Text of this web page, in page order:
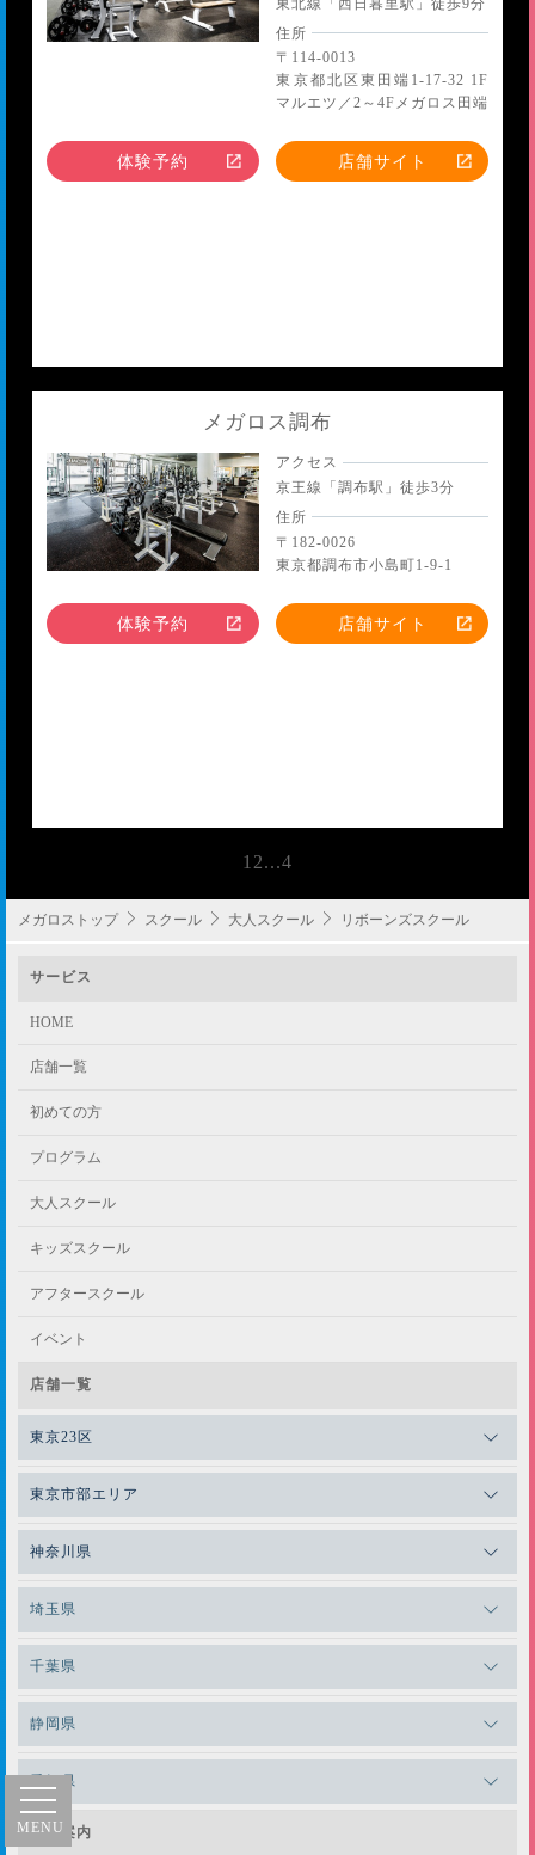
住所
〒114-0013
東京都北区東田端1-17-32 1F
マルエツ／2～4Fメガロス田端
体験予約 店舗サイト
メガロス調布
アクセス
京王線「調布駅」徒歩3分
住所
〒182-0026
東京都調布市小島町1-9-1
体験予約 店舗サイト
1 2...4
メガロストップ スクール 大人スクール リボーンズスクール
サービス
HOME
店舗一覧
初めての方
プログラム
大人スクール
キッズスクール
アフタースクール
イベント
店舗一覧
東京23区
メガロスルフレ恵比寿
メガロス日比谷シャンテ
メガロス白金台
メガロス田端
メガロス葛飾
メガロス中延
東京市部エリア
メガロス三鷹
メガロスルフレ三鷹
メガロス武蔵小金井
メガロスルフレ武蔵小金井
メガロス立川(北口)
神奈川県
メガロス上永谷
メガロスルフレ上永谷
メガロス神奈川
メガロス日吉
メガロス綱島
埼玉県
メガロスルフレ草加
千葉県
メガロス本八幡
静岡県
愛知県
メガロステラッセ納屋橋
会社案内